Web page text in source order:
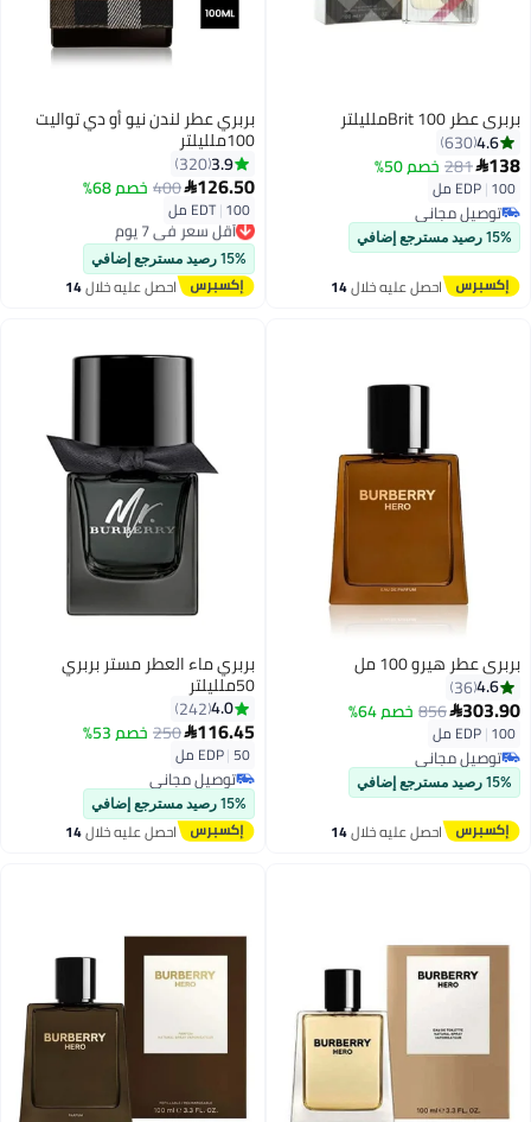
بربري عطر Brit 100ملليلتر
4.6
630
138
281 خصم 50%
EDP|100 مل
توصيل مجاني
توصيل مجاني
15% رصيد مسترجع إضافي
احصل عليه خلال14
بربري عطر لندن نيو أو دي تواليت
100ملليلتر
3.9
320
126.50
400 خصم 68%
EDT|100 ملأقل سعر في 7 يوم
توصيل مجاني
أقل سعر في 7 يوم
15% رصيد مسترجع إضافي
احصل عليه خلال14
بربري عطر هيرو 100 مل
4.6
36
303.90
856 خصم 64%
EDP|100 مل
توصيل مجاني
توصيل مجاني
15% رصيد مسترجع إضافي
احصل عليه خلال14
بربري ماء العطر مستر بربري
50ملليلتر
4.0
242
116.45
250 خصم 53%
EDP|50 مل
توصيل مجاني
توصيل مجاني
15% رصيد مسترجع إضافي
احصل عليه خلال14